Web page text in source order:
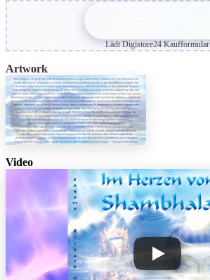
Lädt Digistore24 Kaufformular
Artwork
Video